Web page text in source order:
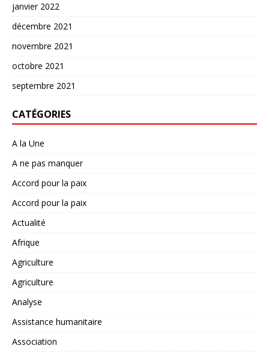
janvier 2022
décembre 2021
novembre 2021
octobre 2021
septembre 2021
CATÉGORIES
A la Une
A ne pas manquer
Accord pour la paix
Accord pour la paix
Actualité
Afrique
Agriculture
Agriculture
Analyse
Assistance humanitaire
Association